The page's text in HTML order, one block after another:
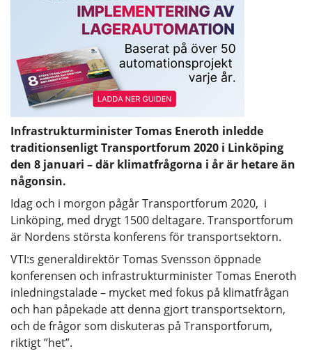
Infrastrukturminister Tomas Eneroth inledde
traditionsenligt Transportforum 2020 i Linköping
den 8 januari – där klimatfrågorna i år är hetare än
någonsin.
Idag och i morgon pågår Transportforum 2020, i
Linköping, med drygt 1500 deltagare. Transportforum
är Nordens största konferens för transportsektorn.
VTI:s generaldirektör Tomas Svensson öppnade
konferensen och infrastrukturminister Tomas Eneroth
inledningstalade – mycket med fokus på klimatfrågan
och han påpekade att denna gjort transportsektorn,
och de frågor som diskuteras på Transportforum,
riktigt ”het”.